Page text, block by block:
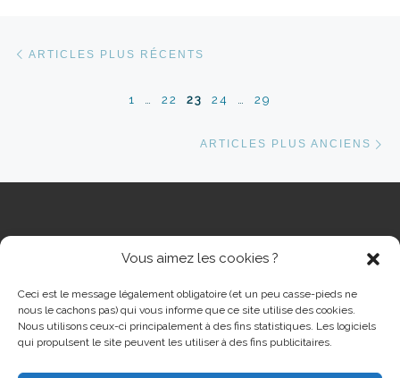
Vous aimez les cookies ?
Ceci est le message légalement obligatoire (et un peu casse-pieds ne
nous le cachons pas) qui vous informe que ce site utilise des cookies.
Nous utilisons ceux-ci principalement à des fins statistiques. Les logiciels
qui propulsent le site peuvent les utiliser à des fins publicitaires.
Navigation dans les articles
ARTICLES PLUS RÉCENTS
1 22 23 24 29
ARTICLES PLUS ANCIENS